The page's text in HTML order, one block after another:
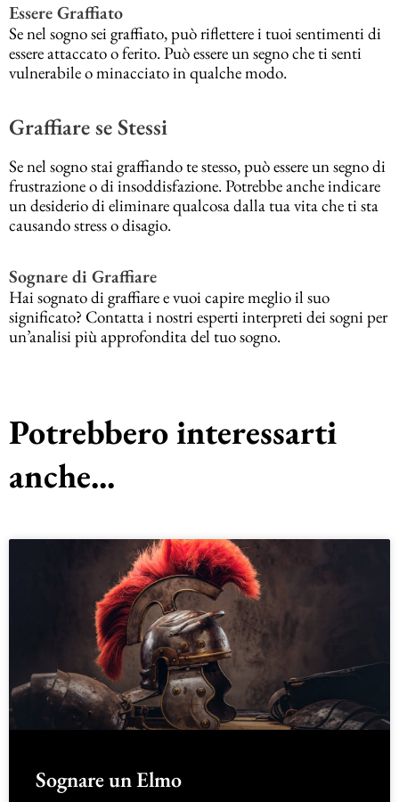
Essere Graffiato
Se nel sogno sei graffiato, può riflettere i tuoi sentimenti di
essere attaccato o ferito. Può essere un segno che ti senti
vulnerabile o minacciato in qualche modo.
Graffiare se Stessi
Se nel sogno stai graffiando te stesso, può essere un segno di
frustrazione o di insoddisfazione. Potrebbe anche indicare
un desiderio di eliminare qualcosa dalla tua vita che ti sta
causando stress o disagio.
Sognare di Graffiare
Hai sognato di graffiare e vuoi capire meglio il suo
significato? Contatta i nostri esperti interpreti dei sogni per
un’analisi più approfondita del tuo sogno.
Potrebbero interessarti
anche...
Sognare un Elmo